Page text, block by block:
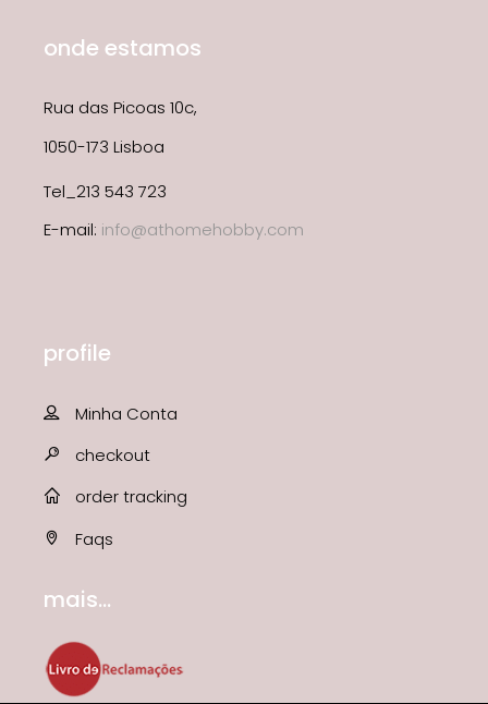
onde estamos
Rua das Picoas 10c,
1050-173 Lisboa
Tel_213 543 723
E-mail: info@athomehobby.com
profile
Minha Conta
checkout
order tracking
Faqs
mais...